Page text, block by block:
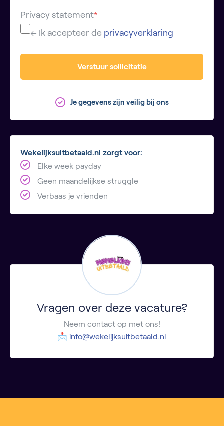
Privacy statement*
← Ik accepteer de privacyverklaring
Verstuur sollicitatie
Je gegevens zijn veilig bij ons
Wekelijksuitbetaald.nl zorgt voor:
Elke week payday
Geen maandelijkse struggle
Verbaas je vrienden
Vragen over deze vacature?
Neem contact op met ons!
📩 info@wekelijksuitbetaald.nl